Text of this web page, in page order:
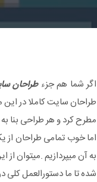
اگر شما هم جزءطراحان
طراحان سایت کاملا در
مطرح کرد و هر طراحی بنا
اما خوب تمامی طراحان
به آن میپردازیم .میتوان
شده تا ما دستورالعمل کلی